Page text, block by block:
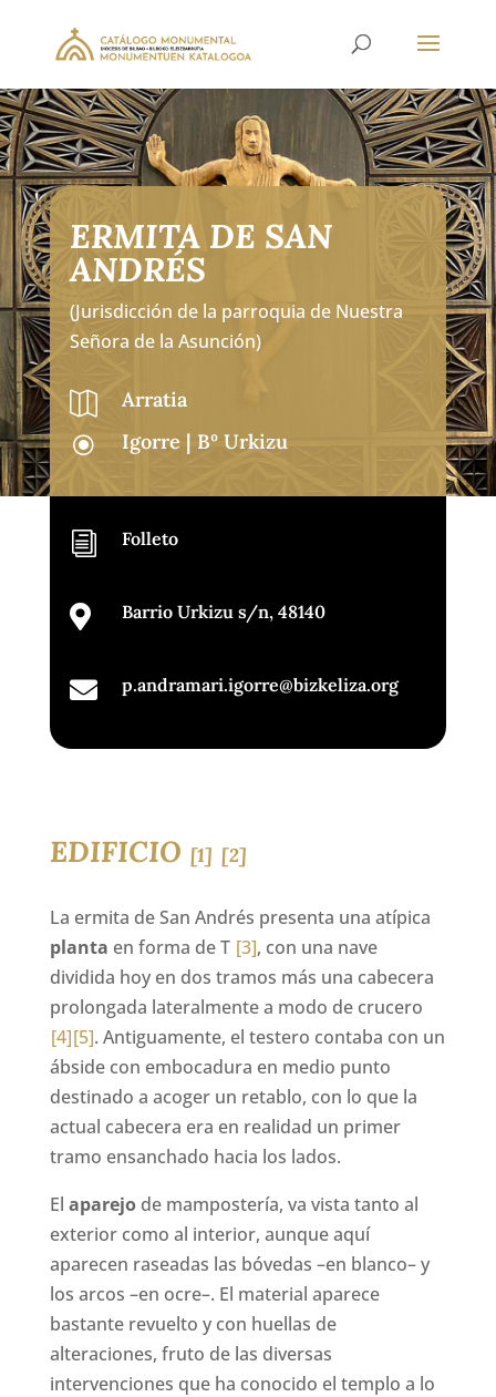
ERMITA DE SAN
ANDRÉS
(Jurisdicción de la parroquia de Nuestra
Señora de la Asunción)
 Arratia
\ Igorre | Bº Urkizu
i Folleto
 Barrio Urkizu s/n, 48140
 p.andramari.igorre@bizkeliza.org
EDIFICIO [1] [2]
La ermita de San Andrés presenta una atípica
planta en forma de T [3], con una nave
dividida hoy en dos tramos más una cabecera
prolongada lateralmente a modo de crucero
[4][5]. Antiguamente, el testero contaba con un
ábside con embocadura en medio punto
destinado a acoger un retablo, con lo que la
actual cabecera era en realidad un primer
tramo ensanchado hacia los lados.
Elaparejo de mampostería, va vista tanto al
exterior como al interior, aunque aquí
aparecen raseadas las bóvedas –en blanco– y
los arcos –en ocre–. El material aparece
bastante revuelto y con huellas de
alteraciones, fruto de las diversas
intervenciones que ha conocido el templo a lo